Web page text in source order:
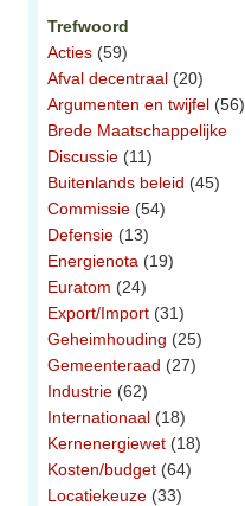
Trefwoord
Acties (59)
Afval decentraal (20)
Argumenten en twijfel (56)
Brede Maatschappelijke
Discussie (11)
Buitenlands beleid (45)
Commissie (54)
Defensie (13)
Energienota (19)
Euratom (24)
Export/Import (31)
Geheimhouding (25)
Gemeenteraad (27)
Industrie (62)
Internationaal (18)
Kernenergiewet (18)
Kosten/budget (64)
Locatiekeuze (33)